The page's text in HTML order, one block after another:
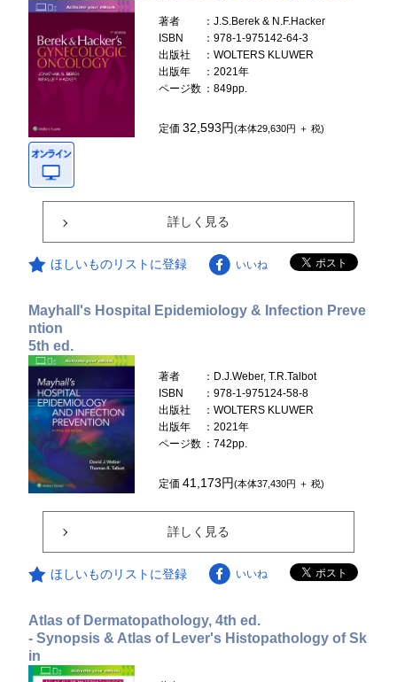
著者
：J.S.Berek & N.F.Hacker
ISBN
：978-1-975142-64-3
出版社
：WOLTERS KLUWER
出版年
：2021年
ページ数 ：849pp.
定価32,593円(本体29,630円 ＋ 税)
詳しく見る
ほしいものリストに登録 いいね
Mayhall's Hospital Epidemiology & Infection Preve
ntion
5th ed.
著者
：D.J.Weber, T.R.Talbot
ISBN
：978-1-975124-58-8
出版社
：WOLTERS KLUWER
出版年
：2021年
ページ数 ：742pp.
定価41,173円(本体37,430円 ＋ 税)
詳しく見る
ほしいものリストに登録 いいね
Atlas of Dermatopathology, 4th ed.
- Synopsis & Atlas of Lever's Histopathology of Sk
in